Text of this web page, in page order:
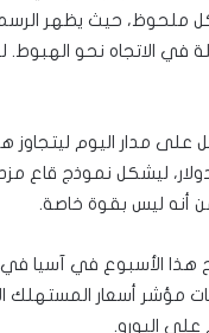
ملحوظ، حيث يظهر الرسم
في الاتجاه نحو
على مدار اليوم
في الاتجاه نحو الصعود عند 1.0724
أنه ليس بقوة خاصة.
هذا الأسبوع في آسيا في
مؤشر أسعار
على اليورو.